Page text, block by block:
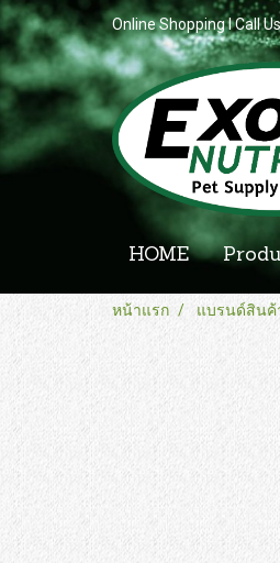
Online Shopping l Call
HOME
หน้าแรก แบรนด์สินค้